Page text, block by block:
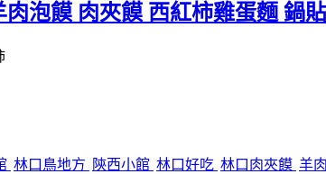
泡饃 肉夾饃 西紅柿雞蛋麵 鍋
林口鳥地方 陝西小館 林口好吃 林口肉夾饃 羊